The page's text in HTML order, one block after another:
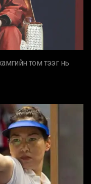
том тээг нь